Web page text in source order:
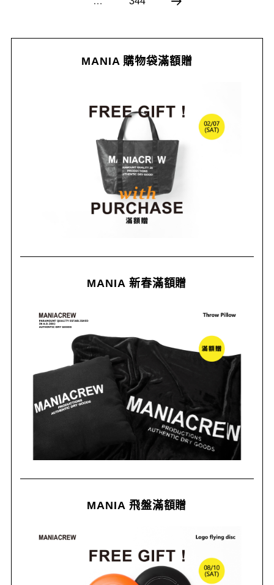
MANIA 購物袋滿額贈
MANIA 新春滿額贈
MANIA 飛盤滿額贈